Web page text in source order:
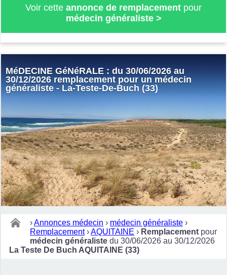
Voir cette annonce de remplacement pour
médecin généraliste>
MéDECINE GéNéRALE : du 30/06/2026 au
30/12/2026 remplacement pour un médecin
généraliste - La-Teste-De-Buch (33)
›Annonces médecin › médecin généraliste ›
Remplacement ›AQUITAINE › Remplacement pour
médecin généraliste du 30/06/2026 au 30/12/2026
La Teste De Buch AQUITAINE (33)